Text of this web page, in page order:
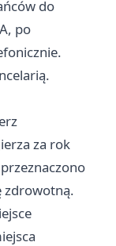
do
po
za rok
przeznaczono
zdrowotną.